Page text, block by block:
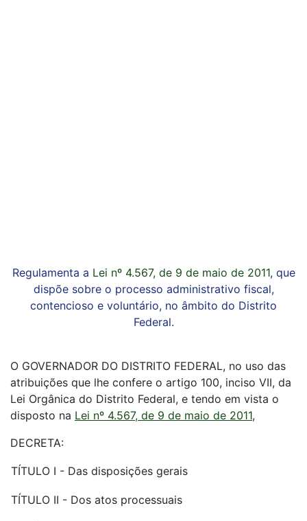
Regulamenta a Lei nº 4.567, de 9 de maio de 2011, que
dispõe sobre o processo administrativo fiscal,
contencioso e voluntário, no âmbito do Distrito
Federal.
O GOVERNADOR DO DISTRITO FEDERAL, no uso das
atribuições que lhe confere o artigo 100, inciso VII, da
Lei Orgânica do Distrito Federal, e tendo em vista o
disposto na Lei nº 4.567, de 9 de maio de 2011,
DECRETA:
TÍTULO I - Das disposições gerais
TÍTULO II - Dos atos processuais